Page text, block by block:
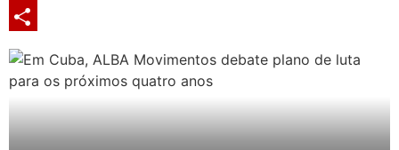
WhatsApp
Share